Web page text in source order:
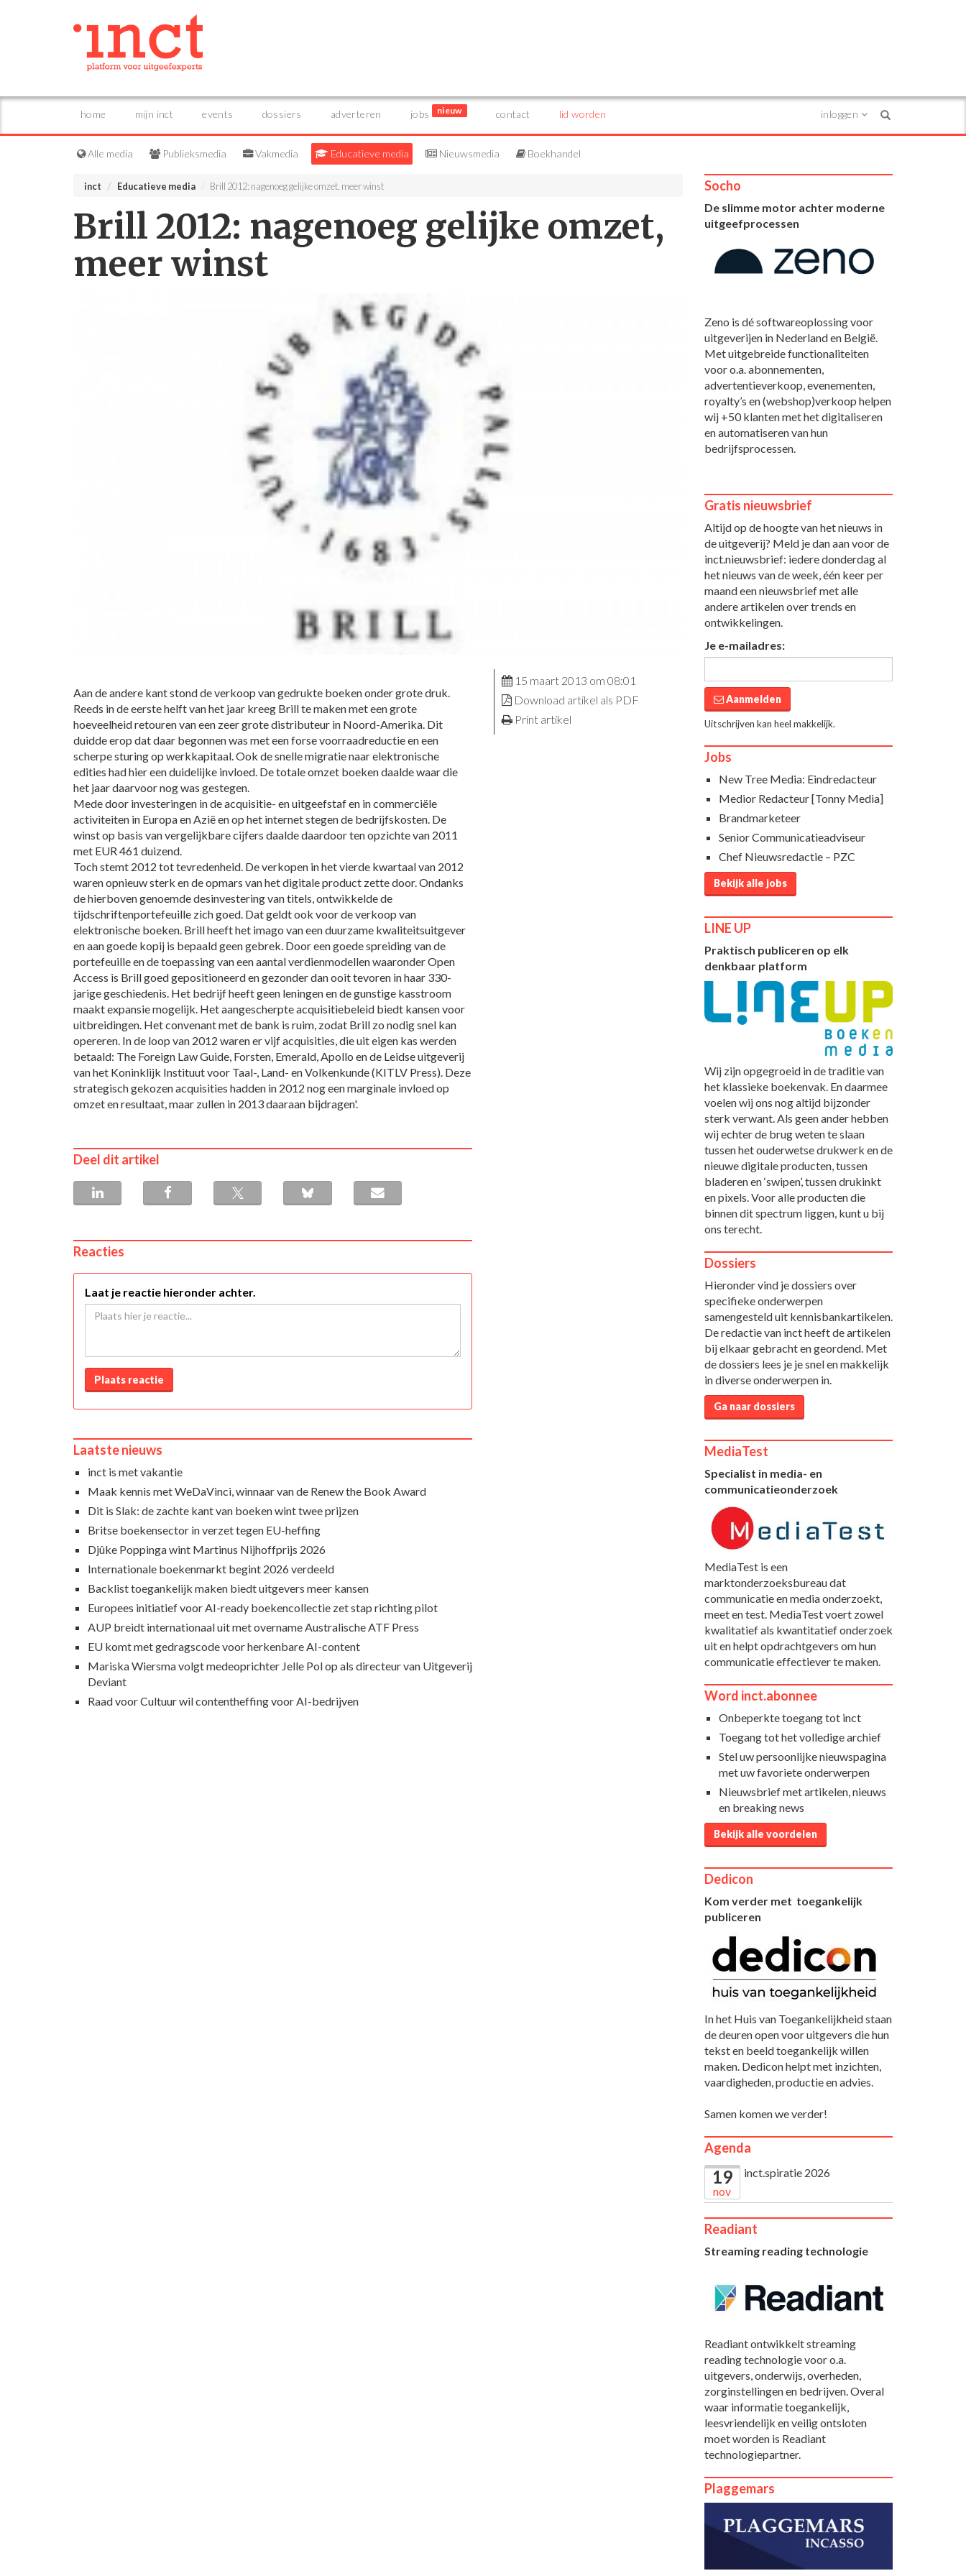
home mijn inct events dossiers adverteren jobs nieuw contact lid worden inloggen
Alle media Publieksmedia Vakmedia Educatieve media Nieuwsmedia Boekhandel
inct Educatieve media Brill 2012: nagenoeg gelijke omzet, meer winst
Brill 2012: nagenoeg gelijke omzet,
meer winst
Aan de andere kant stond de verkoop van gedrukte boeken onder grote druk.
Reeds in de eerste helft van het jaar kreeg Brill te maken met een grote
hoeveelheid retouren van een zeer grote distributeur in Noord-Amerika. Dit
duidde erop dat daar begonnen was met een forse voorraadreductie en een
scherpe sturing op werkkapitaal. Ook de snelle migratie naar elektronische
edities had hier een duidelijke invloed. De totale omzet boeken daalde waar die
het jaar daarvoor nog was gestegen.
Mede door investeringen in de acquisitie- en uitgeefstaf en in commerciële
activiteiten in Europa en Azië en op het internet stegen de bedrijfskosten. De
winst op basis van vergelijkbare cijfers daalde daardoor ten opzichte van 2011
met EUR 461 duizend.
Toch stemt 2012 tot tevredenheid. De verkopen in het vierde kwartaal van 2012
waren opnieuw sterk en de opmars van het digitale product zette door. Ondanks
de hierboven genoemde desinvestering van titels, ontwikkelde de
tijdschriftenportefeuille zich goed. Dat geldt ook voor de verkoop van
elektronische boeken. Brill heeft het imago van een duurzame kwaliteitsuitgever
en aan goede kopij is bepaald geen gebrek. Door een goede spreiding van de
portefeuille en de toepassing van een aantal verdienmodellen waaronder Open
Access is Brill goed gepositioneerd en gezonder dan ooit tevoren in haar 330-
jarige geschiedenis. Het bedrijf heeft geen leningen en de gunstige kasstroom
maakt expansie mogelijk. Het aangescherpte acquisitiebeleid biedt kansen voor
uitbreidingen. Het convenant met de bank is ruim, zodat Brill zo nodig snel kan
opereren. In de loop van 2012 waren er vijf acquisities, die uit eigen kas werden
betaald: The Foreign Law Guide, Forsten, Emerald, Apollo en de Leidse uitgeverij
van het Koninklijk Instituut voor Taal-, Land- en Volkenkunde (KITLV Press). Deze
strategisch gekozen acquisities hadden in 2012 nog een marginale invloed op
omzet en resultaat, maar zullen in 2013 daaraan bijdragen'.
15 maart 2013 om 08:01
Download artikel als PDF
Print artikel
Deel dit artikel
Reacties
Laat je reactie hieronder achter.
Plaats reactie
Laatste nieuws
inct is met vakantie
Maak kennis met WeDaVinci, winnaar van de Renew the Book Award
Dit is Slak: de zachte kant van boeken wint twee prijzen
Britse boekensector in verzet tegen EU-heffing
Djûke Poppinga wint Martinus Nijhoffprijs 2026
Internationale boekenmarkt begint 2026 verdeeld
Backlist toegankelijk maken biedt uitgevers meer kansen
Europees initiatief voor AI-ready boekencollectie zet stap richting pilot
AUP breidt internationaal uit met overname Australische ATF Press
EU komt met gedragscode voor herkenbare AI-content
Mariska Wiersma volgt medeoprichter Jelle Pol op als directeur van Uitgeverij
Deviant
Raad voor Cultuur wil contentheffing voor AI-bedrijven
Socho
De slimme motor achter moderne
uitgeefprocessen
Zeno is dé softwareoplossing voor
uitgeverijen in Nederland en België.
Met uitgebreide functionaliteiten
voor o.a. abonnementen,
advertentieverkoop, evenementen,
royalty’s en (webshop)verkoop helpen
wij +50 klanten met het digitaliseren
en automatiseren van hun
bedrijfsprocessen.
Gratis nieuwsbrief
Altijd op de hoogte van het nieuws in
de uitgeverij? Meld je dan aan voor de
inct.nieuwsbrief: iedere donderdag al
het nieuws van de week, één keer per
maand een nieuwsbrief met alle
andere artikelen over trends en
ontwikkelingen.
Je e-mailadres:
Aanmelden
Uitschrijven kan heel makkelijk.
Jobs
New Tree Media: Eindredacteur
Medior Redacteur [Tonny Media]
Brandmarketeer
Senior Communicatieadviseur
Chef Nieuwsredactie – PZC
Bekijk alle jobs
LINE UP
Praktisch publiceren op elk
denkbaar platform
Wij zijn opgegroeid in de traditie van
het klassieke boekenvak. En daarmee
voelen wij ons nog altijd bijzonder
sterk verwant. Als geen ander hebben
wij echter de brug weten te slaan
tussen het ouderwetse drukwerk en de
nieuwe digitale producten, tussen
bladeren en ‘swipen’, tussen drukinkt
en pixels. Voor alle producten die
binnen dit spectrum liggen, kunt u bij
ons terecht.
Dossiers
Hieronder vind je dossiers over
specifieke onderwerpen
samengesteld uit kennisbankartikelen.
De redactie van inct heeft de artikelen
bij elkaar gebracht en geordend. Met
de dossiers lees je je snel en makkelijk
in diverse onderwerpen in.
Ga naar dossiers
MediaTest
Specialist in media- en
communicatieonderzoek
MediaTest is een
marktonderzoeksbureau dat
communicatie en media onderzoekt,
meet en test. MediaTest voert zowel
kwalitatief als kwantitatief onderzoek
uit en helpt opdrachtgevers om hun
communicatie effectiever te maken.
Word inct.abonnee
Onbeperkte toegang tot inct
Toegang tot het volledige archief
Stel uw persoonlijke nieuwspagina
met uw favoriete onderwerpen
Nieuwsbrief met artikelen, nieuws
en breaking news
Bekijk alle voordelen
Dedicon
Kom verder met toegankelijk
publiceren
In het Huis van Toegankelijkheid staan
de deuren open voor uitgevers die hun
tekst en beeld toegankelijk willen
maken. Dedicon helpt met inzichten,
vaardigheden, productie en advies.
Samen komen we verder!
Agenda
19
nov
inct.spiratie 2026
Readiant
Streaming reading technologie
Readiant ontwikkelt streaming
reading technologie voor o.a.
uitgevers, onderwijs, overheden,
zorginstellingen en bedrijven. Overal
waar informatie toegankelijk,
leesvriendelijk en veilig ontsloten
moet worden is Readiant
technologiepartner.
Plaggemars